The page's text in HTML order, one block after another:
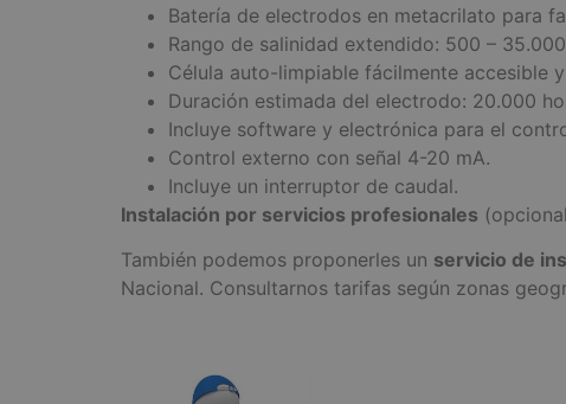
Batería de electrodos en metacrilato para
Rango de salinidad extendido: 500 –
Célula auto-limpiable fácilmente accesible
Duración estimada del electrodo: 20.000
Incluye software y electrónica para el
Control externo con señal 4-20 mA.
Incluye un interruptor de caudal.
Instalación por servicios profesionales
También podemos proponerles un servicio de
Nacional. Consultarnos tarifas según zonas